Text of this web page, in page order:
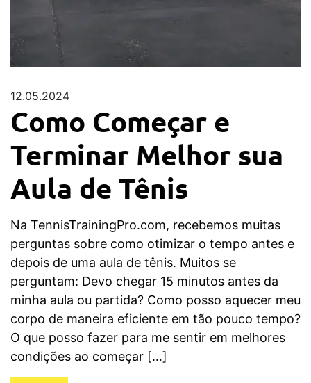
12.05.2024
Como Começar e
Terminar Melhor sua
Aula de Tênis
Na TennisTrainingPro.com, recebemos muitas
perguntas sobre como otimizar o tempo antes e
depois de uma aula de tênis. Muitos se
perguntam: Devo chegar 15 minutos antes da
minha aula ou partida? Como posso aquecer meu
corpo de maneira eficiente em tão pouco tempo?
O que posso fazer para me sentir em melhores
condições ao começar […]